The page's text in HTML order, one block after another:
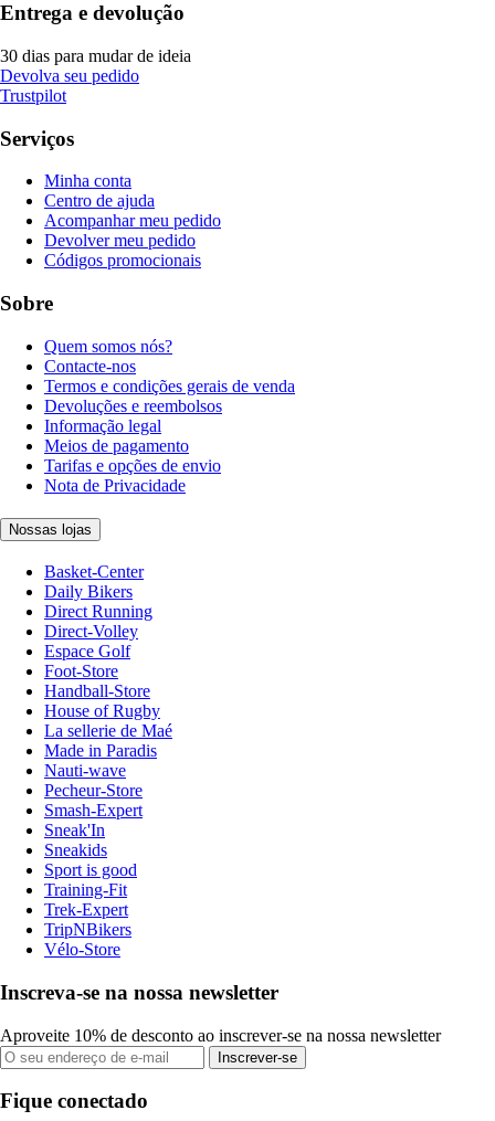
Entrega e devolução
30 dias para mudar de ideia
Devolva seu pedido
Trustpilot
Serviços
Minha conta
Centro de ajuda
Acompanhar meu pedido
Devolver meu pedido
Códigos promocionais
Sobre
Quem somos nós?
Contacte-nos
Termos e condições gerais de venda
Devoluções e reembolsos
Informação legal
Meios de pagamento
Tarifas e opções de envio
Nota de Privacidade
Nossas lojas
Basket-Center
Daily Bikers
Direct Running
Direct-Volley
Espace Golf
Foot-Store
Handball-Store
House of Rugby
La sellerie de Maé
Made in Paradis
Nauti-wave
Pecheur-Store
Smash-Expert
Sneak'In
Sneakids
Sport is good
Training-Fit
Trek-Expert
TripNBikers
Vélo-Store
Inscreva-se na nossa newsletter
Aproveite 10% de desconto ao inscrever-se na nossa newsletter
Inscrever-se
Fique conectado